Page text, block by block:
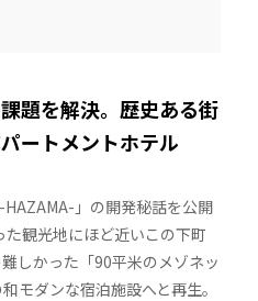
題を解決。歴史ある街
ートメントホテル
HAZAMA-」の開発秘話を公開
観光地にほど近いこの下町
しかった「90平米のメゾネッ
モダンな宿泊施設へと再生。